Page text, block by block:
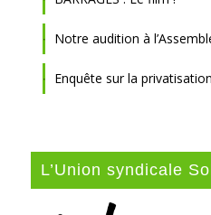
Notre audition à
Enquête sur la
L’Union syndicale